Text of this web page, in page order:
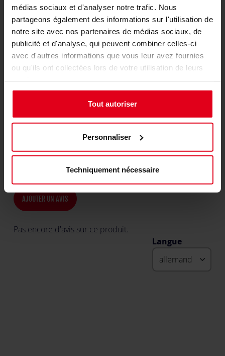
médias sociaux et d'analyser notre trafic. Nous
partageons également des informations sur l'utilisation de
notre site avec nos partenaires de médias sociaux, de
publicité et d'analyse, qui peuvent combiner celles-ci
avec d'autres informations que vous leur avez fournies
ou qu'ils ont collectées lors de votre utilisation de leurs
Tout autoriser
Personnaliser
Techniquement nécessaire
DÉTAILS TECHNIQUES
Dimensions: 900 x 3 x 400 mm (L x H x P)
Bords: cousus
Emballage: Carton
MATÉRIAUX
Tissu (dessus)
Caoutchouc (bas)
Évaluation du produit
AJOUTER UN AVIS
Pas encore d'avis sur ce produit.
Langue